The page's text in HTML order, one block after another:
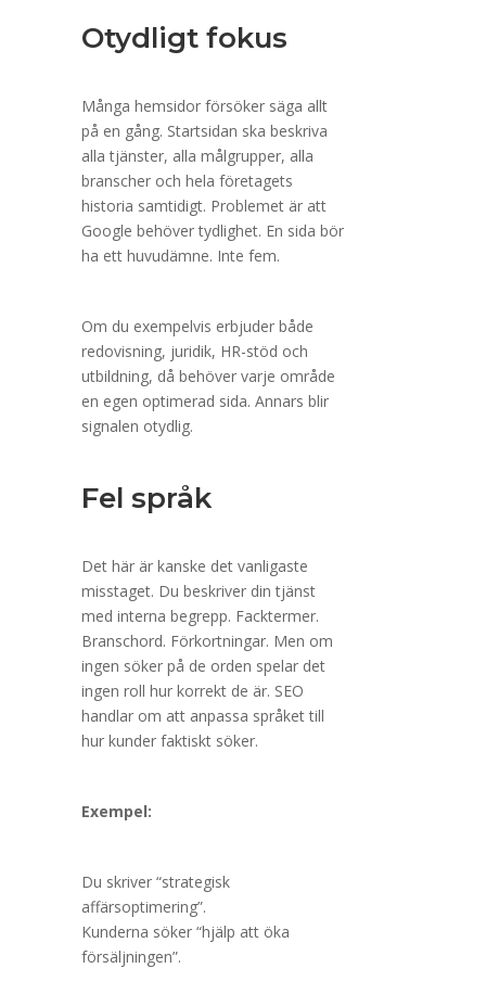
Otydligt fokus
Många hemsidor försöker säga allt
på en gång. Startsidan ska beskriva
alla tjänster, alla målgrupper, alla
branscher och hela företagets
historia samtidigt. Problemet är att
Google behöver tydlighet. En sida bör
ha ett huvudämne. Inte fem.
Om du exempelvis erbjuder både
redovisning, juridik, HR-stöd och
utbildning, då behöver varje område
en egen optimerad sida. Annars blir
signalen otydlig.
Fel språk
Det här är kanske det vanligaste
misstaget. Du beskriver din tjänst
med interna begrepp. Facktermer.
Branschord. Förkortningar. Men om
ingen söker på de orden spelar det
ingen roll hur korrekt de är. SEO
handlar om att anpassa språket till
hur kunder faktiskt söker.
Exempel:
Du skriver “strategisk
affärsoptimering”.
Kunderna söker “hjälp att öka
försäljningen”.